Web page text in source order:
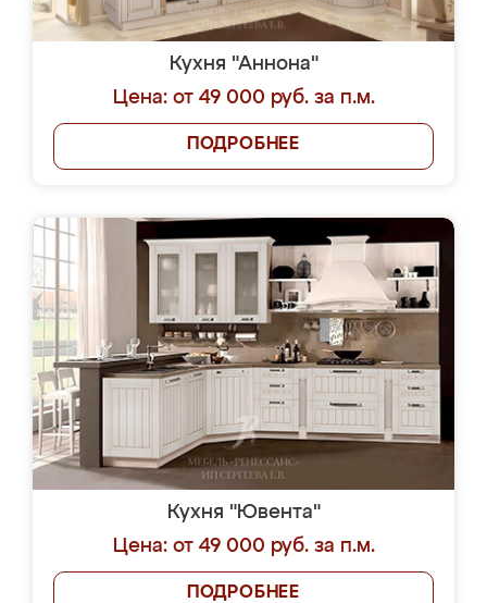
Кухня "Аннона"
Цена: от 49 000 руб. за п.м.
ПОДРОБНЕЕ
Кухня "Ювента"
Цена: от 49 000 руб. за п.м.
ПОДРОБНЕЕ